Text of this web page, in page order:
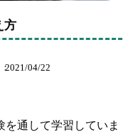
方
2021/04/22
を通して学習していま